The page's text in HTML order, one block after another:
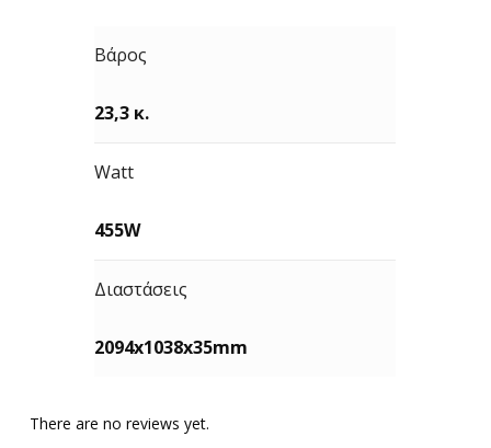
Βάρος
23,3 κ.
Watt
455W
Διαστάσεις
2094x1038x35mm
There are no reviews yet.